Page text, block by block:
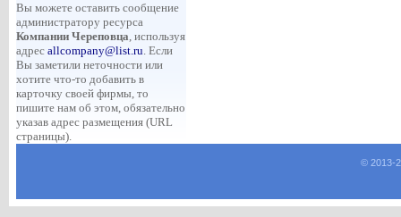
Вы можете оставить сообщение
администратору ресурса
Компании Череповца, используя
адрес allcompany@list.ru. Если
Вы заметили неточности или
хотите что-то добавить в
карточку своей фирмы, то
пишите нам об этом, обязательно
указав адрес размещения (URL
страницы).
© 2013-